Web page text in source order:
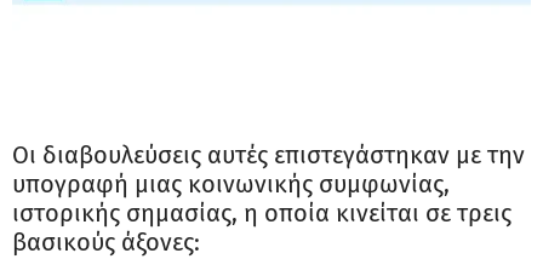
Οι διαβουλεύσεις αυτές επιστεγάστηκαν με την
υπογραφή μιας κοινωνικής συμφωνίας,
ιστορικής σημασίας, η οποία κινείται σε τρεις
βασικούς άξονες: